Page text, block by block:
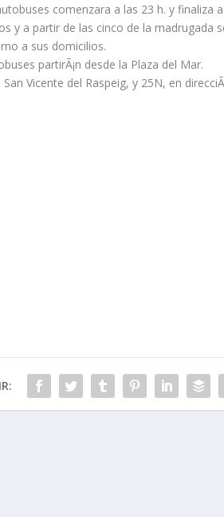
comenzara a las 23 h. y finaliza
y a partir de las cinco de la madrugada
a sus domicilios.
partirÃ¡n desde la Plaza del Mar.
Vicente del Raspeig, y 25N, en